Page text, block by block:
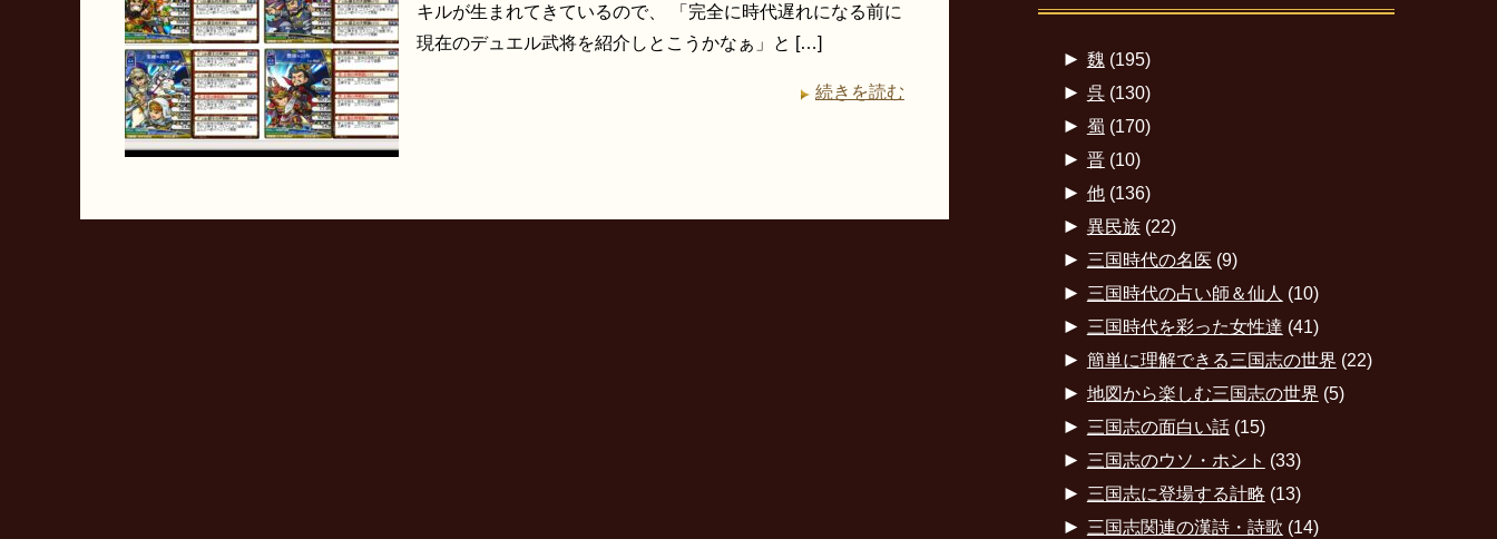
キルが生まれてきているので、 「完全に時代遅れになる前に
現在のデュエル武将を紹介しとこうかなぁ」と […]
続きを読む
► 魏 (195)
► 呉(130)
► 蜀 (170)
► 晋(10)
► 他(136)
► 異民族(22)
► 三国時代の名医 (9)
► 三国時代の占い師＆仙人 (10)
► 三国時代を彩った女性達 (41)
► 簡単に理解できる三国志の世界 (22)
► 地図から楽しむ三国志の世界 (5)
► 三国志の面白い話(15)
► 三国志のウソ・ホント (33)
► 三国志に登場する計略 (13)
► 三国志関連の漢詩・詩歌 (14)